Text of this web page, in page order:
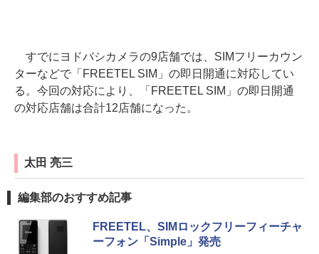
すでにヨドバシカメラの9店舗では、SIMフリーカウン
ターなどで「FREETEL SIM」の即日開通に対応してい
る。今回の対応により、「FREETEL SIM」の即日開通
の対応店舗は合計12店舗になった。
太田 亮三
編集部のおすすめ記事
FREETEL、SIMロックフリーフィーチャ
ーフォン「Simple」発売